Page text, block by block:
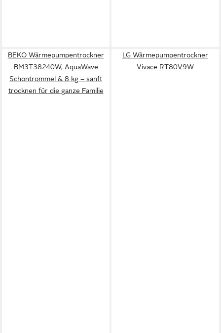
BEKO Wärmepumpentrockner
BM3T38240W, AquaWave
Schontrommel & 8 kg – sanft
trocknen für die ganze Familie
LG Wärmepumpentrockner
Vivace RT80V9W